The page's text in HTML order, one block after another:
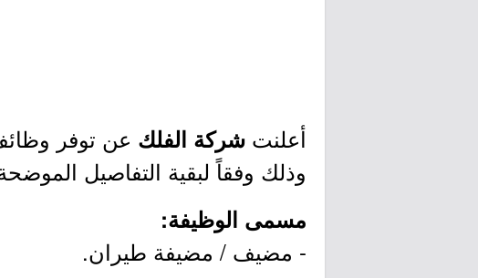
أعلنت شركة الفلك عن توفر
وذلك وفقاً لبقية التفاصيل
مسمى الوظيفة:
- مضيف / مضيفة طيران.